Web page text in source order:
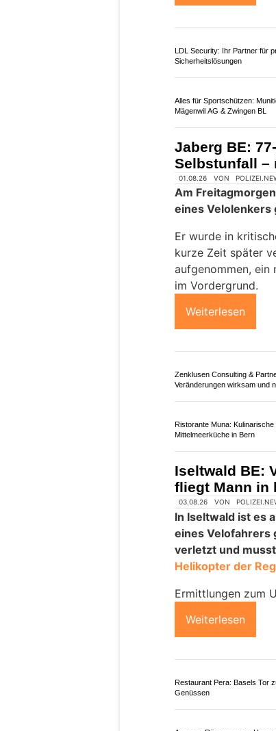
01.07.26 VON
Ein Mann wurde
Spital gebracht.
Weiterlesen
LDL Security: Ihr Partner für
Mägenwil AG & Zwingen BL
Jaberg BE:
Selbstunfall –